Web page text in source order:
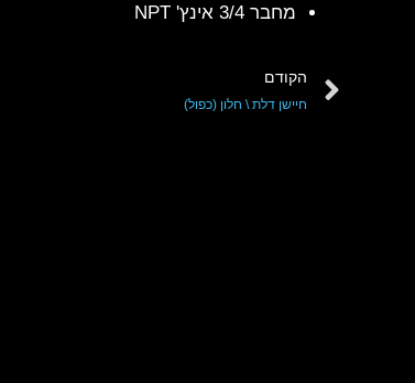
מחבר 3/4 אינץ' NPT
הקודם
חיישן דלת \ חלון (כפול)